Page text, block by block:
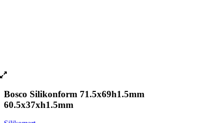
Bosco Silikonform 71.5x69h1.5mm
60.5x37xh1.5mm